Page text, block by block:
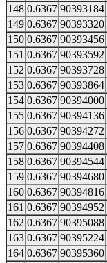
148 0.6367 90393184
149 0.6367 90393320
150 0.6367 90393456
151 0.6367 90393592
152 0.6367 90393728
153 0.6367 90393864
154 0.6367 90394000
155 0.6367 90394136
156 0.6367 90394272
157 0.6367 90394408
158 0.6367 90394544
159 0.6367 90394680
160 0.6367 90394816
161 0.6367 90394952
162 0.6367 90395088
163 0.6367 90395224
164 0.6367 90395360